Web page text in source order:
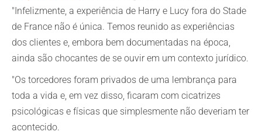
"Infelizmente, a experiência de Harry e Lucy fora do Stade
de France não é única. Temos reunido as experiências
dos clientes e, embora bem documentadas na época,
ainda são chocantes de se ouvir em um contexto jurídico.
"Os torcedores foram privados de uma lembrança para
toda a vida e, em vez disso, ficaram com cicatrizes
psicológicas e físicas que simplesmente não deveriam ter
acontecido.